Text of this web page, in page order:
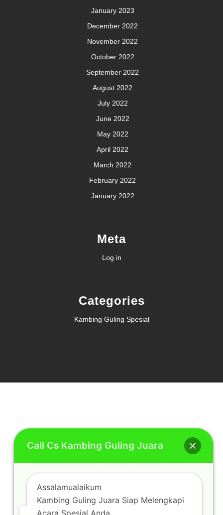
January 2023
December 2022
November 2022
October 2022
September 2022
August 2022
July 2022
June 2022
May 2022
April 2022
March 2022
February 2022
January 2022
Meta
Log in
Categories
Kambing Guling Spesial
Call Cs Kambing Guling Juara
Assalamualaikum
Kambing Guling Juara Siap Melengkapi
Acara Spesial Anda